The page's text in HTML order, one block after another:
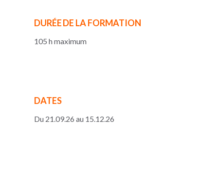
DURÉE DE LA FORMATION
105 h maximum
DATES
Du 21.09.26 au 15.12.26